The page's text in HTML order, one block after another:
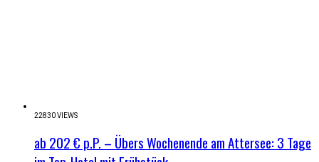
22830 VIEWS
ab 202 € p.P. – Übers Wochenende am Attersee: 3 Tage